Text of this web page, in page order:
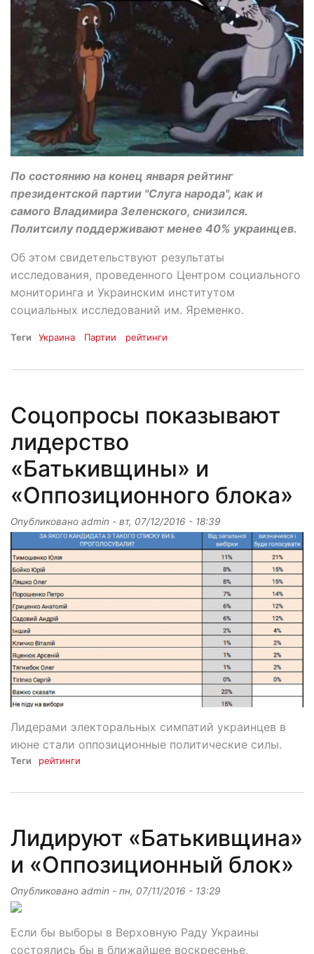
По состоянию на конец января рейтинг
президентской партии "Слуга народа", как и
самого Владимира Зеленского, снизился.
Политсилу поддерживают менее 40% украинцев.
Об этом свидетельствуют результаты
исследования, проведенного Центром социального
мониторинга и Украинским институтом
социальных исследований им. Яременко.
Теги Украина Партии рейтинги
Соцопросы показывают
лидерство
«Батькивщины» и
«Оппозиционного блока»
Опубликовано admin - вт, 07/12/2016 - 18:39
Лидерами электоральных симпатий украинцев в
июне стали оппозиционные политические силы.
Теги рейтинги
Лидируют «Батькивщина»
и «Оппозиционный блок»
Опубликовано admin - пн, 07/11/2016 - 13:29
Если бы выборы в Верховную Раду Украины
состоялись бы в ближайшее воскресенье,